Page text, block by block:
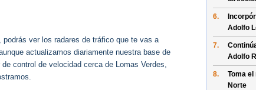
podrás ver los radares de tráfico que te vas a
actualizamos diariamente nuestra base de
control de velocidad cerca de Lomas Verdes,
6.
Adolfo
7.
Adolfo
8. Toma
Norte